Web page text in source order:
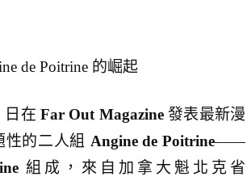
de Poitrine 的崛起
日在Far Out Magazine發表最新漫
性的二人組 Angine de Poitrine——
組成，來自加拿大魁北克省